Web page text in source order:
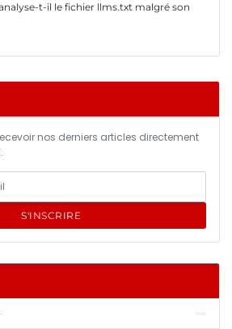
t-il le fichier llms.txt malgré son
nos derniers articles directement
S'INSCRIRE